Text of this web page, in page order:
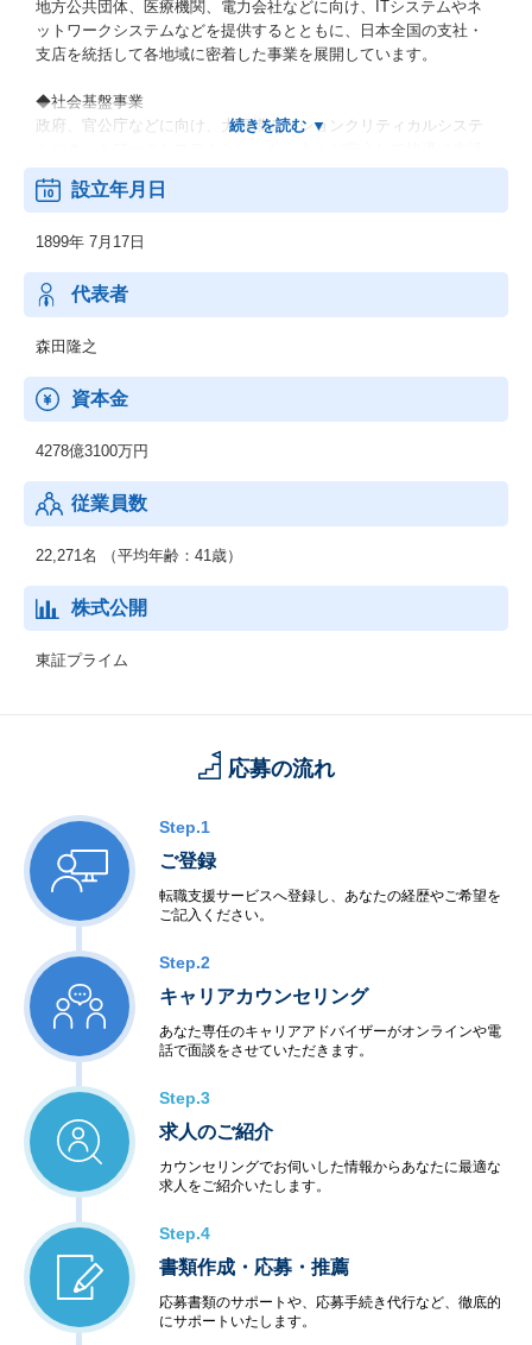
地方公共団体、医療機関、電力会社などに向け、ITシステムやネ
ットワークシステムなどを提供するとともに、日本全国の支社・
支店を統括して各地域に密着した事業を展開しています。
◆社会基盤事業
政府、官公庁などに向け、大規模ミッションクリティカルシステ
できるための社会インフラを提供しています。
製造業、流通・サービス業、金融業などの民需向けにITソリュー
ションを提供し、お客さまの新サービス立ち上げなどに貢献して
います。最先端のデジタル技術を活用し、お客さまとの共創を通
じて、人やモノ、プロセスを企業・産業の枠を超えてつなぎ、バ
リューチェーン全体で新たな価値を生み出します。
◆ネットワークサービス事業
通信事業者向けに、ネットワーク構築に必要な機器や運用管理の
に、IoT/5G時代に向けてネットワークへのニーズが多様化する
中、テレコムキャリア市場で培ったネットワークの強みをサービ
スプロバイダや製造業、流通・サービス業、自治体などの市場に
展開していきます。
海外市場を対象として、セーファーシティ（パブリックセーフテ
ィ、デジタル・ガバメント、デジタル・ファイナンス）、サービ
スプロバイダ向けソフトウェア・サービス、海洋システムなどを
提供しています。AI、IoT関連の先端技術を活用し、安全・安心で
設立年月日
1899年 7月17日
代表者
森田隆之
資本金
4278億3100万円
従業員数
22,271名 （平均年齢：41歳）
株式公開
東証プライム
応募の流れ
Step.1
ご登録
転職支援サービスへ登録し、あなたの経歴やご希望を
ご記入ください。
Step.2
キャリアカウンセリング
あなた専任のキャリアアドバイザーがオンラインや電
話で面談をさせていただきます。
Step.3
求人のご紹介
カウンセリングでお伺いした情報からあなたに最適な
求人をご紹介いたします。
Step.4
書類作成・応募・推薦
応募書類のサポートや、応募手続き代行など、徹底的
にサポートいたします。